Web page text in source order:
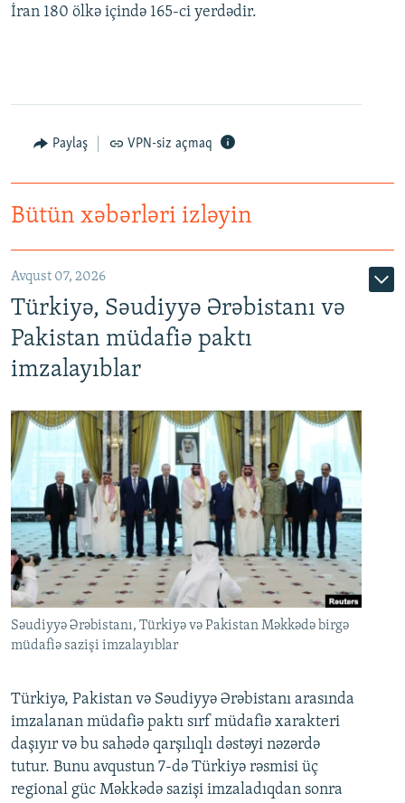
İran 180 ölkə içində 165-ci yerdədir.
Paylaş VPN-siz açmaq
Bütün xəbərləri izləyin
Avqust 07, 2026
Türkiyə, Səudiyyə Ərəbistanı və
Pakistan müdafiə paktı
imzalayıblar
Səudiyyə Ərəbistanı, Türkiyə və Pakistan Məkkədə birgə
müdafiə sazişi imzalayıblar
Türkiyə, Pakistan və Səudiyyə Ərəbistanı arasında
imzalanan müdafiə paktı sırf müdafiə xarakteri
daşıyır və bu sahədə qarşılıqlı dəstəyi nəzərdə
tutur. Bunu avqustun 7-də Türkiyə rəsmisi üç
regional güc Məkkədə sazişi imzaladıqdan sonra